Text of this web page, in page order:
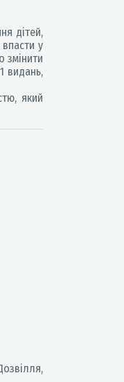
дітей,
у
змінити
видань,
який